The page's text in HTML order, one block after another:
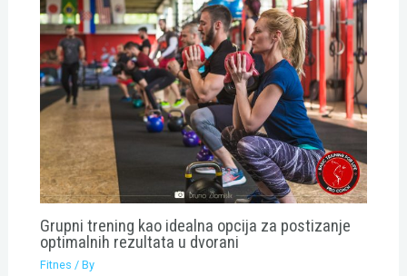
Grupni trening kao idealna opcija za postizanje
optimalnih rezultata u dvorani
Fitnes / By